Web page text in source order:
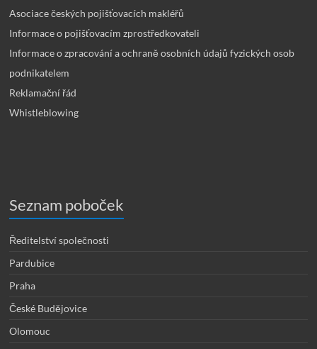
Asociace českých pojišťovacích makléřů
Informace o pojišťovacím zprostředkovateli
Informace o zpracování a ochraně osobních údajů fyzických osob
podnikatelem
Reklamační řád
Whistleblowing
Seznam poboček
Ředitelství společnosti
Pardubice
Praha
České Budějovice
Olomouc